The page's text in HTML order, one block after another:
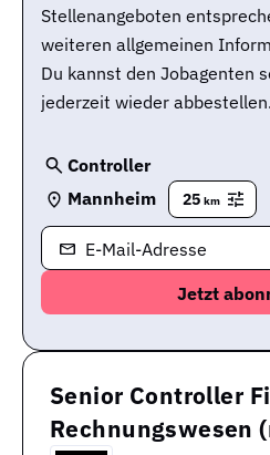
Stellenangeboten
weiteren allgemeinen
Du kannst den Jobagenten
jederzeit wieder abbestellen.
Controller
Mannheim
25 km
E-Mail-Adresse
Senior Controller
Rechnungswesen